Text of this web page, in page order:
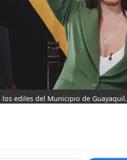
ediles del Municipio de Guayaquil.